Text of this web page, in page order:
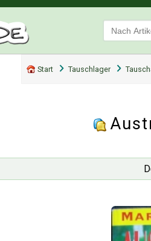
Start Tauschlager